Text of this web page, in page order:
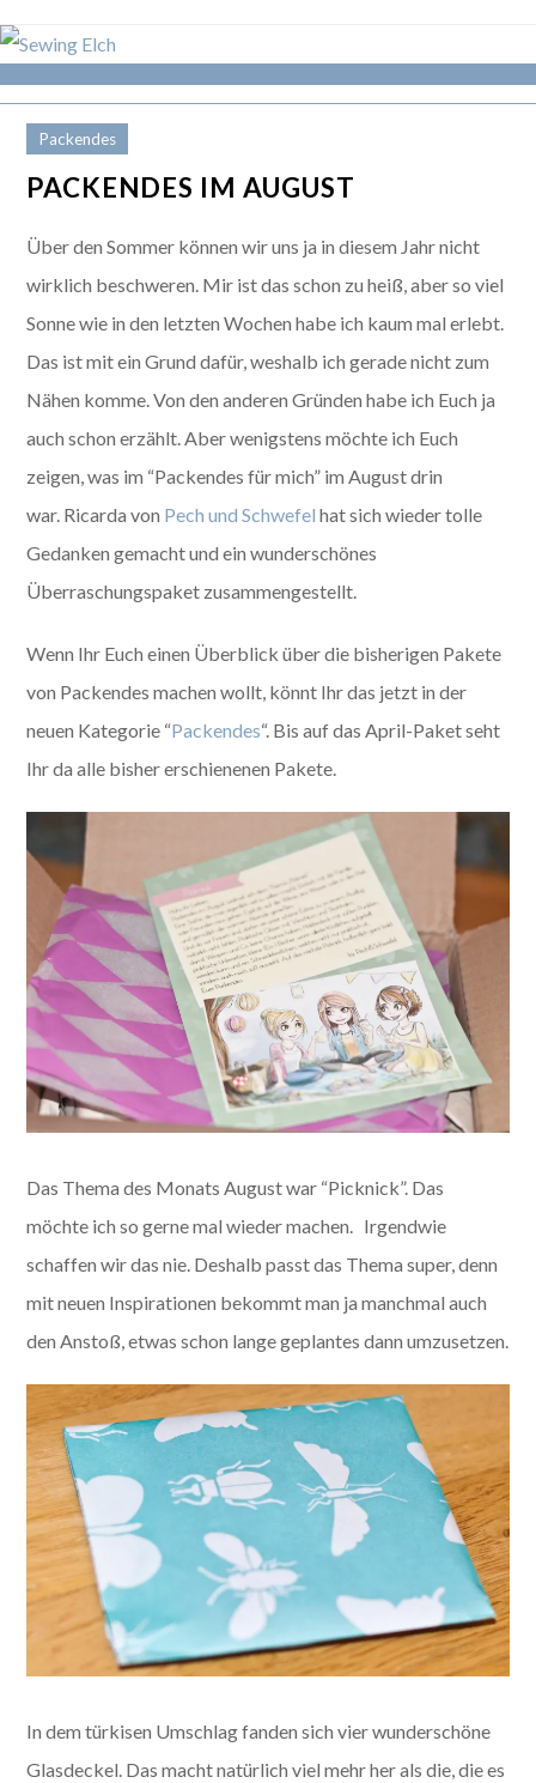
Packendes
PACKENDES IM AUGUST
Über den Sommer können wir uns ja in diesem Jahr nicht
wirklich beschweren. Mir ist das schon zu heiß, aber so viel
Sonne wie in den letzten Wochen habe ich kaum mal erlebt.
Das ist mit ein Grund dafür, weshalb ich gerade nicht zum
Nähen komme. Von den anderen Gründen habe ich Euch ja
auch schon erzählt. Aber wenigstens möchte ich Euch
zeigen, was im “Packendes für mich” im August drin
war. Ricarda von Pech und Schwefel hat sich wieder tolle
Gedanken gemacht und ein wunderschönes
Überraschungspaket zusammengestellt.
Wenn Ihr Euch einen Überblick über die bisherigen Pakete
von Packendes machen wollt, könnt Ihr das jetzt in der
neuen Kategorie “Packendes“. Bis auf das April-Paket seht
Ihr da alle bisher erschienenen Pakete.
Das Thema des Monats August war “Picknick”. Das
möchte ich so gerne mal wieder machen. Irgendwie
schaffen wir das nie. Deshalb passt das Thema super, denn
mit neuen Inspirationen bekommt man ja manchmal auch
den Anstoß, etwas schon lange geplantes dann umzusetzen.
In dem türkisen Umschlag fanden sich vier wunderschöne
Glasdeckel. Das macht natürlich viel mehr her als die, die es